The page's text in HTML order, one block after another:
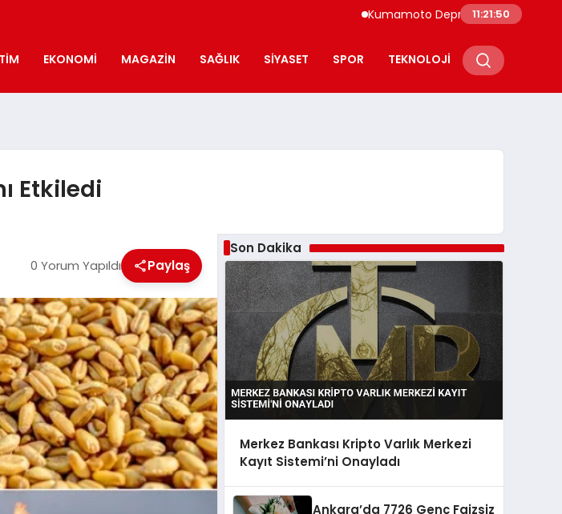
Kumamoto Depreminde Sağlık
11:21:51
EKONOMI MAGAZIN SAĞLIK SIYASET SPOR TEKNOLOJI
Etkiledi
0 Yorum Yapıldı Paylaş
Son Dakika
Merkez Bankası Kripto Varlık Merkezi
Kayıt Sistemi’ni Onayladı
Ankara’da 7726 Genç Faizsiz